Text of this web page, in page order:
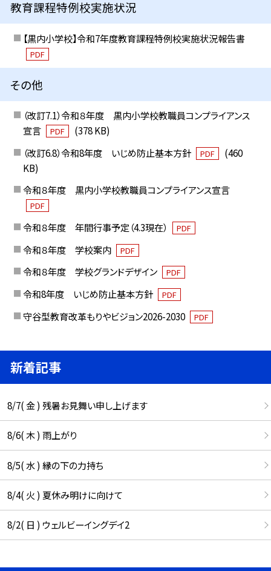
教育課程特例校実施状況
【黒内小学校】令和7年度教育課程特例校実施状況報告書
PDF
その他
（改訂7.1）令和８年度 黒内小学校教職員コンプライアンス
宣言
PDF
(378 KB)
（改訂6.8）令和8年度 いじめ防止基本方針
PDF
(460
KB)
令和８年度 黒内小学校教職員コンプライアンス宣言
PDF
令和８年度 年間行事予定（4.3現在） PDF
令和８年度 学校案内 PDF
令和８年度 学校グランドデザイン PDF
令和8年度 いじめ防止基本方針 PDF
守谷型教育改革もりやビジョン2026-2030 PDF
新着記事
8/7( 金 ) 残暑お見舞い申し上げます
8/6( 木 ) 雨上がり
8/5( 水 ) 縁の下の力持ち
8/4( 火 ) 夏休み明けに向けて
8/2( 日 ) ウェルビーイングデイ2